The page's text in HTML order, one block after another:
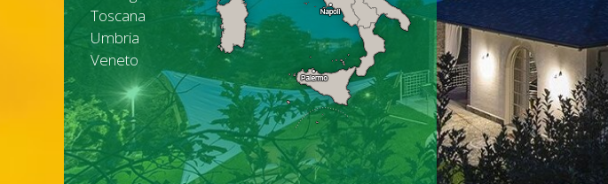
Toscana
Umbria
Veneto